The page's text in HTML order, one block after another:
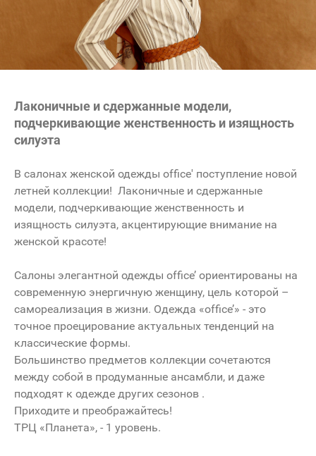
Лаконичные и сдержанные модели,
подчеркивающие женственность и изящность
силуэта
В салонах женской одежды office' поступление новой
летней коллекции! Лаконичные и сдержанные
модели, подчеркивающие женственность и
изящность силуэта, акцентирующие внимание на
женской красоте!
Салоны элегантной одежды office’ ориентированы на
современную энергичную женщину, цель которой –
самореализация в жизни. Одежда «office’» - это
точное проецирование актуальных тенденций на
классические формы.
Большинство предметов коллекции сочетаются
между собой в продуманные ансамбли, и даже
подходят к одежде других сезонов .
Приходите и преображайтесь!
ТРЦ «Планета», - 1 уровень.